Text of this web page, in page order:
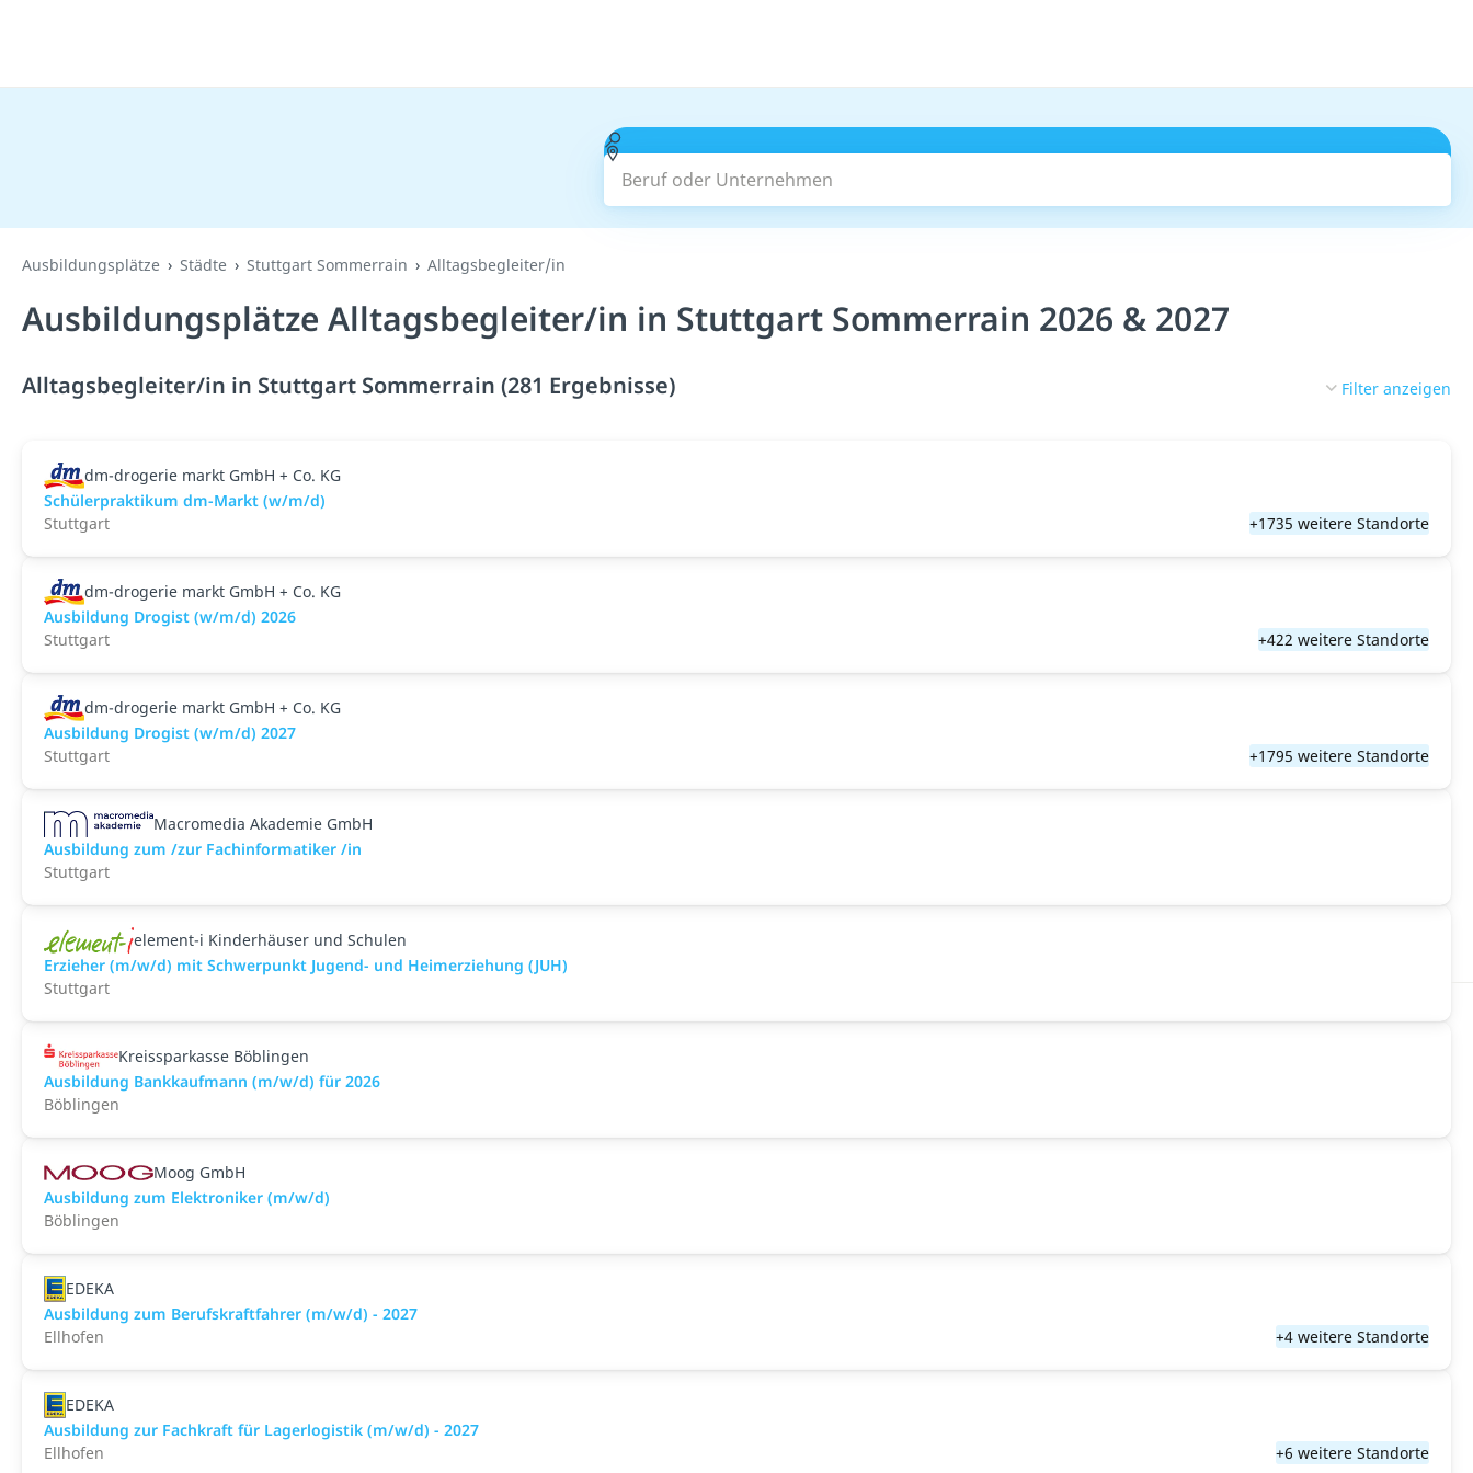
Beruf oder Unternehmen
Ausbildungsplätze Städte Stuttgart Sommerrain Alltagsbegleiter/in
Ausbildungsplätze Alltagsbegleiter/in in Stuttgart Sommerrain 2026 & 2027
Alltagsbegleiter/in in Stuttgart Sommerrain (281 Ergebnisse) Filter anzeigen
dm-drogerie markt GmbH + Co. KG
Schülerpraktikum dm-Markt (w/m/d)
Stuttgart
+1735 weitere Standorte
dm-drogerie markt GmbH + Co. KG
Ausbildung Drogist (w/m/d) 2026
Stuttgart
+422 weitere Standorte
dm-drogerie markt GmbH + Co. KG
Ausbildung Drogist (w/m/d) 2027
Stuttgart
+1795 weitere Standorte
Macromedia Akademie GmbH
Ausbildung zum /zur Fachinformatiker /in
Stuttgart
element-i Kinderhäuser und Schulen
Erzieher (m/w/d) mit Schwerpunkt Jugend- und Heimerziehung (JUH)
Stuttgart
Kreissparkasse Böblingen
Ausbildung Bankkaufmann (m/w/d) für 2026
Böblingen
Moog GmbH
Ausbildung zum Elektroniker (m/w/d)
Böblingen
EDEKA
Ausbildung zum Berufskraftfahrer (m/w/d) - 2027
Ellhofen
+4 weitere Standorte
EDEKA
Ausbildung zur Fachkraft für Lagerlogistik (m/w/d) - 2027
Ellhofen
+6 weitere Standorte